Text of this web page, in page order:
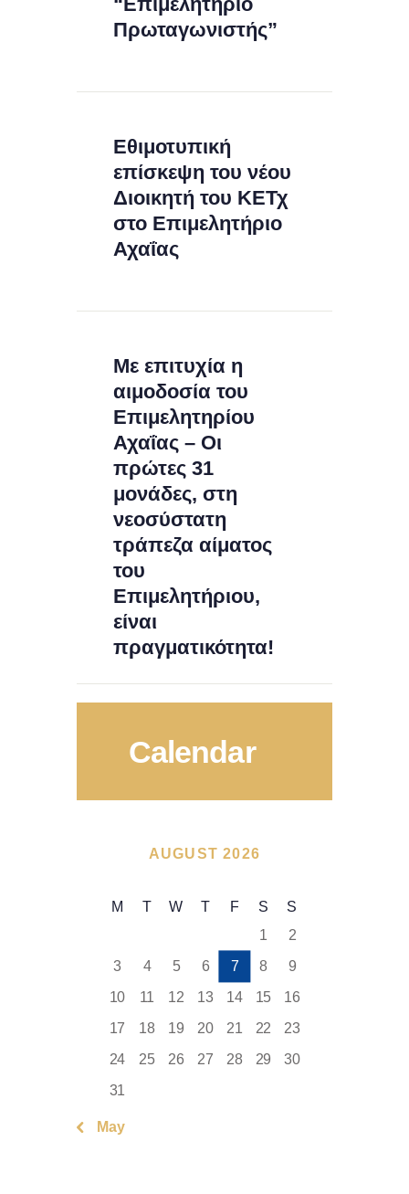
Πρωταγωνιστής”
Εθιμοτυπική
επίσκεψη του νέου
Διοικητή του ΚΕΤχ
στο Επιμελητήριο
Αχαΐας
Με επιτυχία η
αιμοδοσία του
Επιμελητηρίου
Αχαΐας – Οι
πρώτες 31
μονάδες, στη
νεοσύστατη
τράπεζα αίματος
του
Επιμελητήριου,
είναι
πραγματικότητα!
Calendar
AUGUST 2026
M T W T F S
S
1
2
3
4 5 6 7 8
9
10
11 12 13 14 15
16
17
18 19 20 21 22
23
24
25 26 27 28 29
30
31
« May